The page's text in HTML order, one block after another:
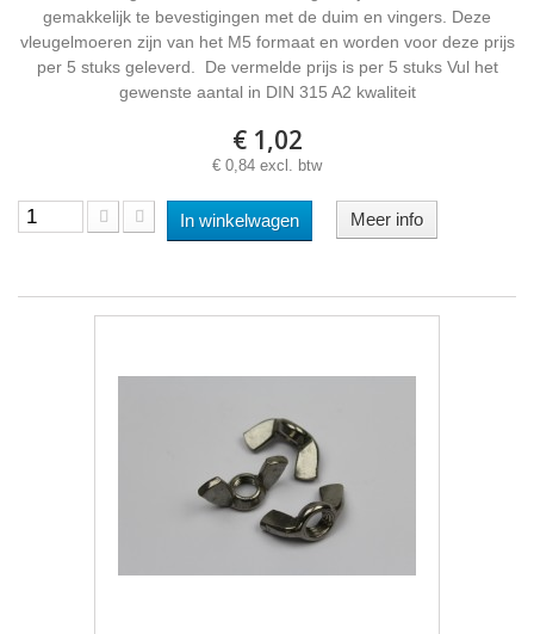
gemakkelijk te bevestigingen met de duim en vingers. Deze
vleugelmoeren zijn van het M5 formaat en worden voor deze prijs
per 5 stuks geleverd. De vermelde prijs is per 5 stuks Vul het
gewenste aantal in DIN 315 A2 kwaliteit
€ 1,02
€ 0,84 excl. btw
In winkelwagen Meer info